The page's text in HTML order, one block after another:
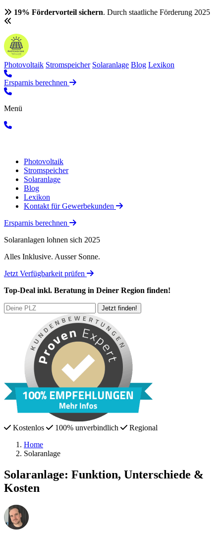
19% Fördervorteil sichern. Durch staatliche Förderung 2025
Photovoltaik Stromspeicher Solaranlage Blog Lexikon
Ersparnis berechnen
Menü
Photovoltaik
Stromspeicher
Solaranlage
Blog
Lexikon
Kontakt für Gewerbekunden
Ersparnis berechnen
Solaranlagen lohnen sich 2025
Alles Inklusive. Ausser Sonne.
Jetzt Verfügbarkeit prüfen
Top-Deal inkl. Beratung in Deiner Region finden!
Kostenlos 100% unverbindlich
Regional
Home
Solaranlage
Solaranlage: Funktion, Unterschiede &
Kosten